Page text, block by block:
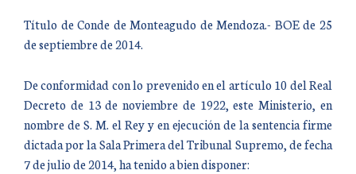
Título de Conde de Monteagudo de Mendoza.- BOE de 25
de septiembre de 2014.
De conformidad con lo prevenido en el artículo 10 del Real
Decreto de 13 de noviembre de 1922, este Ministerio, en
nombre de S. M. el Rey y en ejecución de la sentencia firme
dictada por la Sala Primera del Tribunal Supremo, de fecha
7 de julio de 2014, ha tenido a bien disponer: